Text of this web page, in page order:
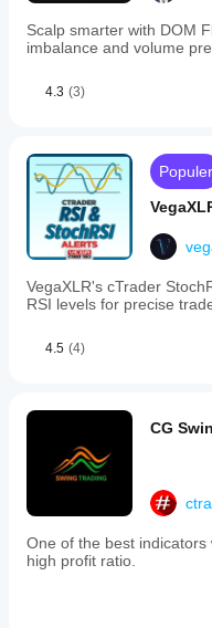
Scalp smarter with DOM
imbalance and volume
4.3 (3)
Populer
VegaXLR's cTrader
RSI levels for precise
4.5 (4)
CG
One of the best
high profit ratio.